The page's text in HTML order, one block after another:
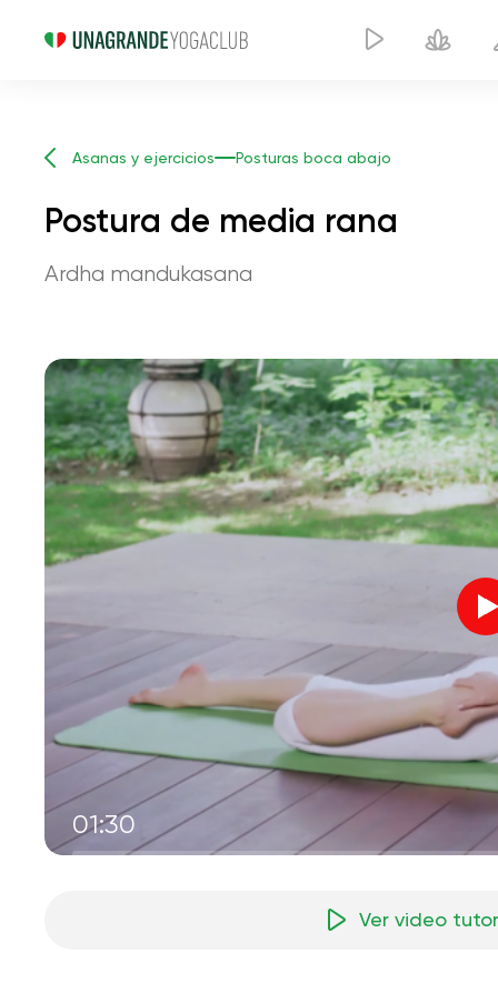
Asanas y ejercicios Posturas boca abajo
Postura de media rana
Ardha mandukasana
01:30
Ver video